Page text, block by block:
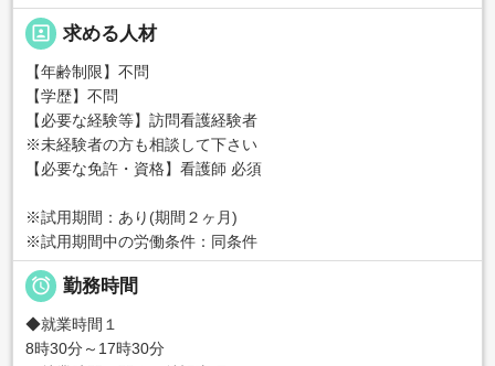
portrait 求める人材
【年齢制限】不問
【学歴】不問
【必要な経験等】訪問看護経験者
※未経験者の方も相談して下さい
【必要な免許・資格】看護師 必須
※試用期間：あり(期間２ヶ月)
※試用期間中の労働条件：同条件
 勤務時間
◆就業時間１
8時30分～17時30分